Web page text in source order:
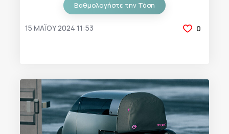
Βαθμολογήστε την Τάση
15 ΜΑΪ́ΟΥ 2024 11:53 0